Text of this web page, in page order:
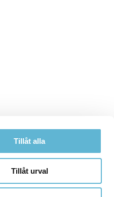
Tillåt alla
Tillåt urval